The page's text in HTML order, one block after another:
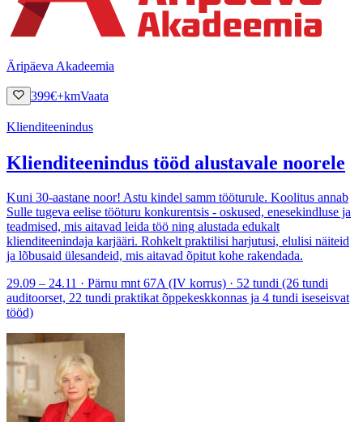
Äripäeva Akadeemia
399€+kmVaata
Klienditeenindus
Klienditeenindus tööd alustavale noorele
Kuni 30-aastane noor! Astu kindel samm tööturule. Koolitus annab
Sulle tugeva eelise tööturu konkurentsis - oskused, enesekindluse ja
teadmised, mis aitavad leida töö ning alustada edukalt
klienditeenindaja karjääri. Rohkelt praktilisi harjutusi, elulisi näiteid
ja lõbusaid ülesandeid, mis aitavad õpitut kohe rakendada.
29.09 – 24.11 · Pärnu mnt 67A (IV korrus) · 52 tundi (26 tundi
auditoorset, 22 tundi praktikat õppekeskkonnas ja 4 tundi iseseisvat
tööd)